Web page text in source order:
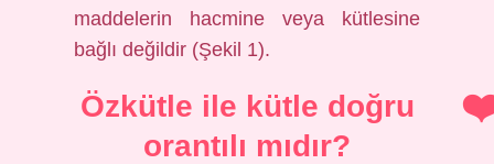
maddelerin hacmine veya kütlesine
bağlı değildir (Şekil 1).
Özkütle ile kütle doğru
orantılı mıdır?